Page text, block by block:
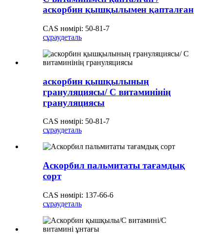
аскорбин қышқылымен қапталған
CAS нөмірі: 50-81-7
сұраудеталь
аскорбин қышқылының
грануляциясы/ С витаминінің
грануляциясы
CAS нөмірі: 50-81-7
сұраудеталь
Аскорбил пальмитаты тағамдық
сорт
CAS нөмірі: 137-66-6
сұраудеталь